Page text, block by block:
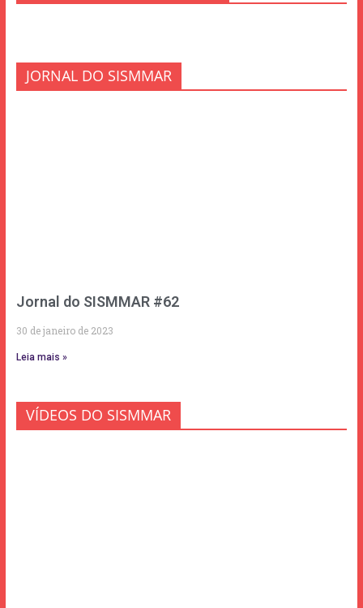
JORNAL DO SISMMAR
Jornal do SISMMAR #62
30 de janeiro de 2023
Leia mais »
VÍDEOS DO SISMMAR